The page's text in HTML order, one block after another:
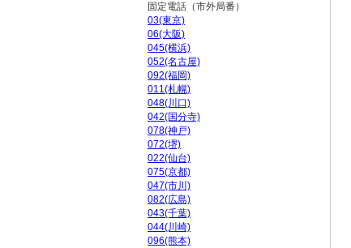
固定電話（市外局番）
03(東京)
06(大阪)
045(横浜)
052(名古屋)
092(福岡)
011(札幌)
048(川口)
042(国分寺)
078(神戸)
072(堺)
022(仙台)
075(京都)
047(市川)
082(広島)
043(千葉)
044(川崎)
096(熊本)